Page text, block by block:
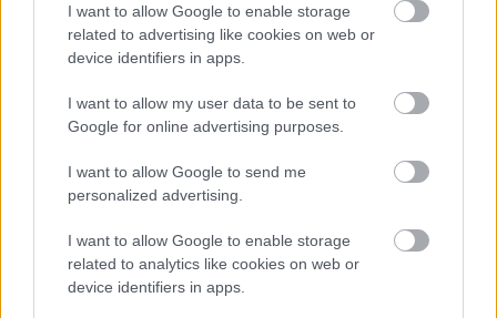
I want to allow Google to enable storage
related to advertising like cookies on web or
device identifiers in apps.
I want to allow my user data to be sent to
Google for online advertising purposes.
I want to allow Google to send me
personalized advertising.
I want to allow Google to enable storage
related to analytics like cookies on web or
device identifiers in apps.